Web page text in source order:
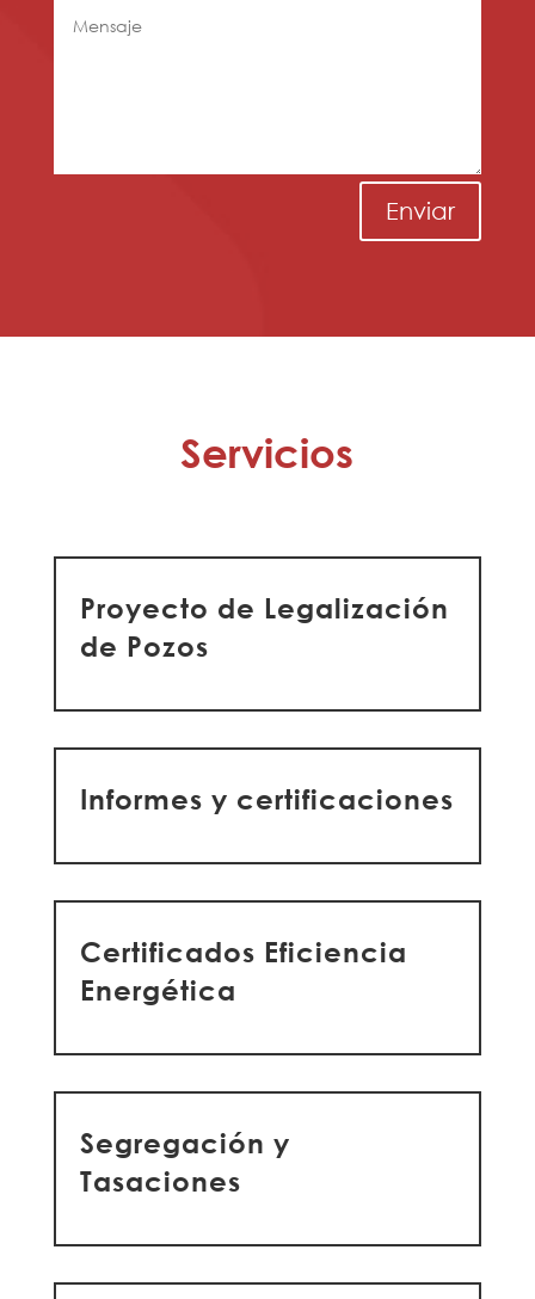
Enviar
Servicios
Proyecto de Legalización
de Pozos
Informes y certificaciones
Certificados Eficiencia
Energética
Segregación y
Tasaciones